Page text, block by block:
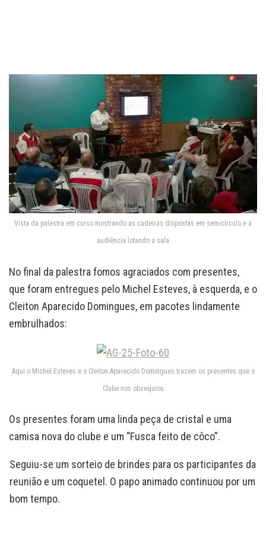
Vista da palestra em curso mostrando as cadeiras dispostas em semicírculo e a
audiência lotando a sala
No final da palestra fomos agraciados com presentes,
que foram entregues pelo Michel Esteves, à esquerda, e o
Cleiton Aparecido Domingues, em pacotes lindamente
embrulhados:
Aqui o Michel Esteves e o Cleiton Aparecido Domingues trazem os presentes que o
Clube nos obsequiou
Os presentes foram uma linda peça de cristal e uma
camisa nova do clube e um “Fusca feito de côco”.
Seguiu-se um sorteio de brindes para os participantes da
reunião e um coquetel. O papo animado continuou por um
bom tempo.